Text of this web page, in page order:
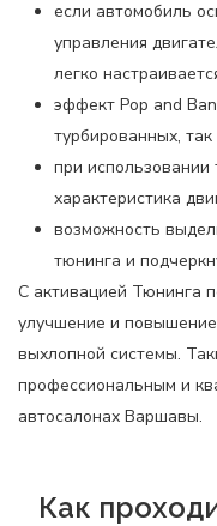
если автомобиль
управления
легко
эффект Pop and
турбированных,
при использовании
характеристика
возможность
тюнинга и
С активацией Тюнинга
улучшение и повышение
выхлопной системы.
профессиональным и
автосалонах Варшавы.
Как